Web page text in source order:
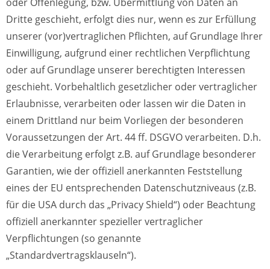
Dritte geschieht, erfolgt dies nur, wenn es zur Erfüllung
unserer (vor)vertraglichen Pflichten, auf Grundlage Ihrer
Einwilligung, aufgrund einer rechtlichen Verpflichtung
oder auf Grundlage unserer berechtigten Interessen
geschieht. Vorbehaltlich gesetzlicher oder vertraglicher
Erlaubnisse, verarbeiten oder lassen wir die Daten in
einem Drittland nur beim Vorliegen der besonderen
Voraussetzungen der Art. 44 ff. DSGVO verarbeiten. D.h.
die Verarbeitung erfolgt z.B. auf Grundlage besonderer
Garantien, wie der offiziell anerkannten Feststellung
eines der EU entsprechenden Datenschutzniveaus (z.B.
für die USA durch das „Privacy Shield“) oder Beachtung
offiziell anerkannter spezieller vertraglicher
Verpflichtungen (so genannte
„Standardvertragsklauseln“).